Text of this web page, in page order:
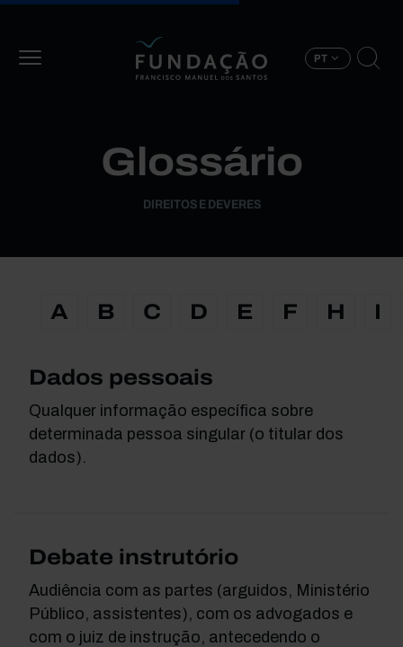
PT
Glossário
DIREITOS E DEVERES
A B C D E F H I
Dados pessoais
Qualquer informação específica sobre
determinada pessoa singular (o titular dos
dados).
Debate instrutório
Audiência com as partes (arguidos, Ministério
Público, assistentes), com os advogados e
com o juiz de instrução, antecedendo o